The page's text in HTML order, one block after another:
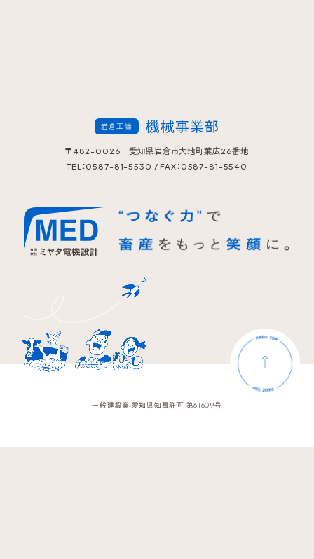
岩倉工場 機械事業部
〒482-0026 愛知県岩倉市大地町葉広26番地
TEL：0587-81-5530 / FAX：0587-81-5540
一般建設業 愛知県知事許可 第61609号